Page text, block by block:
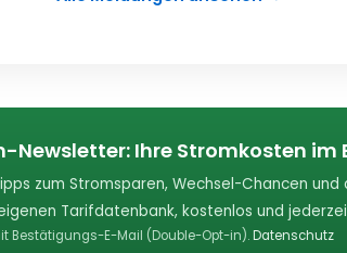
Newsletter: Ihre Stromkosten im
zum Stromsparen, Wechsel-Chancen und
Tarifdatenbank, kostenlos und
Bestätigungs-E-Mail (Double-Opt-in).Datenschutz